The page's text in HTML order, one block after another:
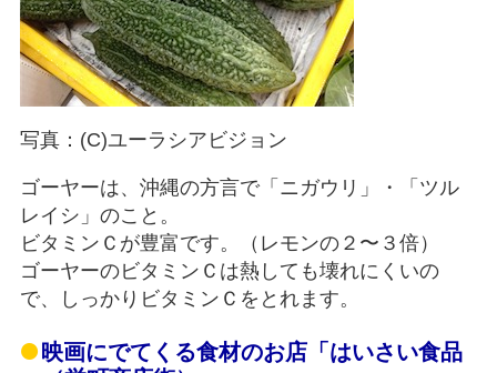
写真：(C)ユーラシアビジョン
ゴーヤーは、沖縄の方言で「ニガウリ」・「ツル
レイシ」のこと。
ビタミンＣが豊富です。（レモンの２〜３倍）
ゴーヤーのビタミンＣは熱しても壊れにくいの
で、しっかりビタミンＣをとれます。
映画にでてくる食材のお店「はいさい食品